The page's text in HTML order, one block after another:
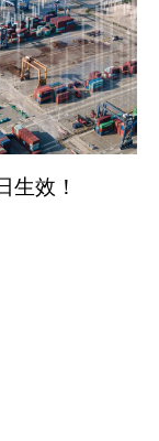
生效！